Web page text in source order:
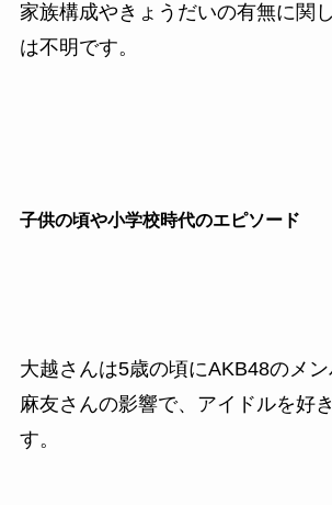
家族構成やきょうだいの有無に関
は不明です。
子供の頃や小学校時代のエピソード
大越さんは5歳の頃にAKB48のメ
麻友さんの影響で、アイドルを好
す。